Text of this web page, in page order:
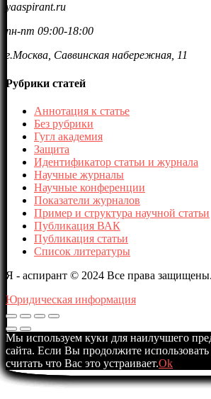
yaaspirant.ru
пн-пт 09:00-18:00
г.Москва, Саввинская набережная, 11
Рубрики статей
Аннотация к статье
Без рубрики
Гугл академия
Защита
Идентификатор статьи и журнала
Научные журналы
Научные конференции
Показатели журналов
Пример и структура научной статьи
Публикация ВАК
Публикация статьи
Список литературы
Я - аспирант © 2024 Все права защищены.
Юридическая информация
Мы используем куки для наилучшего
сайта. Если Вы продолжите
считать что Вас это устраивает.Ok